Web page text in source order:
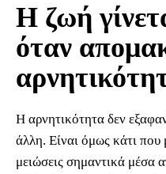
Η ζωή
όταν
Η αρνητικότητα δεν
άλλη. Είναι όμως κάτι που
μειώσεις σημαντικά μέσα